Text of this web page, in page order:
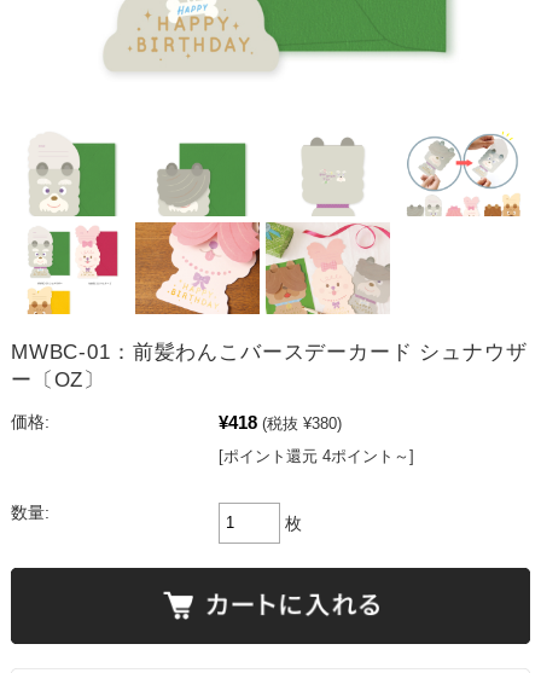
MWBC-01：前髪わんこバースデーカード シュナウザ
ー〔OZ〕
価格: ¥418 (税抜 ¥380)
[ポイント還元 4ポイント～]
数量:
枚